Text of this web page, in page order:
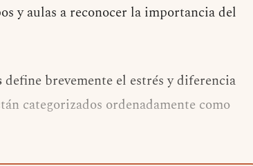
y aulas a reconocer la importancia del
define brevemente el estrés y diferencia
categorizados ordenadamente como